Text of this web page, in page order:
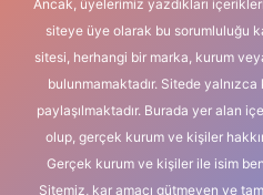
Ancak, üyelerimiz yazdıkları
siteye üye olarak bu sorumluluğu
sitesi, herhangi bir marka, kurum
bulunmamaktadır. Sitede yalnızca
paylaşılmaktadır. Burada yer alan
olup, gerçek kurum ve kişiler
Gerçek kurum ve kişiler ile isim
Sitemiz, kar amacı gütmeyen ve